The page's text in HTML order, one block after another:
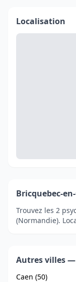
Localisation
Bricquebec-
Trouvez les 2
(Normandie).
Autres villes
Caen (50)